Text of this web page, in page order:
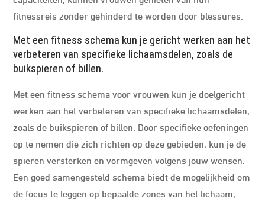
fitnessreis zonder gehinderd te worden door blessures.
Met een fitness schema kun je gericht werken aan het
verbeteren van specifieke lichaamsdelen, zoals de
buikspieren of billen.
Met een fitness schema voor vrouwen kun je doelgericht
werken aan het verbeteren van specifieke lichaamsdelen,
zoals de buikspieren of billen. Door specifieke oefeningen
op te nemen die zich richten op deze gebieden, kun je de
spieren versterken en vormgeven volgens jouw wensen.
Een goed samengesteld schema biedt de mogelijkheid om
de focus te leggen op bepaalde zones van het lichaam,